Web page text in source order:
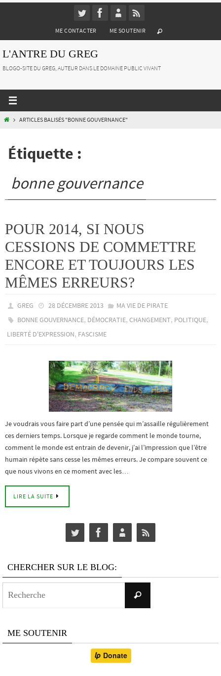
ME CONTACTER ME SOUTENIR
L'ANTRE DU GREG
BLOGO-SITE DU GREG, AUTEUR DANS LE DOMAINE PUBLIC VIVANT
HOMEARTICLES BALISÉS "BONNE GOUVERNANCE"
Étiquette :
bonne gouvernance
POUR 2014, SI NOUS
CESSIONS DE COMMETTRE
ENCORE ET TOUJOURS LES
MÊMES ERREURS?
GREG 28 DÉCEMBRE 2013
MA VIE DE PIRATE
BONNE GOUVERNANCE, DÉMOCRATIE,CHANGEMENT, POLITIQUE,
LIBERTÉ D'EXPRESSION, FASCISME
Je voudrais vous faire part d’une pensée qui m’assaille régulièrement
ces derniers temps. Lorsque je regarde comment le monde tourne,
comment le monde est entrain de devenir, j’ai l’impression que l’être
humain répète sans cesse les mêmes erreurs. Je compare souvent ce
que nous vivons en ce moment avec les…
LIRE LA SUITE
CHERCHER SUR LE BLOG:
Recherche
ME SOUTENIR